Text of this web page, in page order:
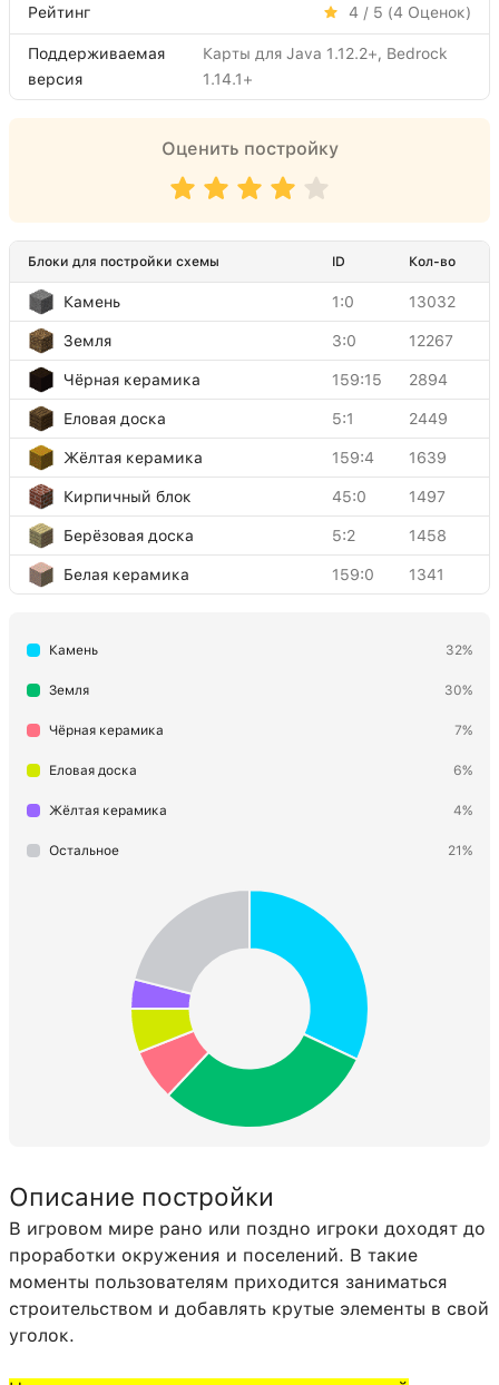
Рейтинг 4 / 5 (4 Оценок)
Поддерживаемая
версия
Карты для Java 1.12.2+, Bedrock
1.14.1+
Оценить постройку
Блоки для постройки схемы ID Кол-во
Камень 1:0 13032
Земля 3:0 12267
Чёрная керамика 159:15 2894
Еловая доска 5:1 2449
Жёлтая керамика 159:4 1639
Кирпичный блок 45:0 1497
Берёзовая доска 5:2 1458
Белая керамика 159:0 1341
Кварцевые ступени
Дубовый забор
Двойная каменная плита
Дёрн
Светокамень
Стекло
Сосновые ступени 134:0
Обсидиан 49:0
Вода (неподвижная)
Высокая трава 31:1
Кварцевый пилон 155:2
Гладкий песчаник
Белое окрашенное стекло 95:0 40
Кирпичные ступени 108:0 31
Факел 50:0 26
Камень 32%
Земля 30%
Чёрная керамика 7%
Еловая доска 6%
Жёлтая керамика 4%
Остальное 21%
Описание постройки
В игровом мире рано или поздно игроки доходят до
проработки окружения и поселений. В такие
моменты пользователям приходится заниматься
строительством и добавлять крутые элементы в свой
уголок.